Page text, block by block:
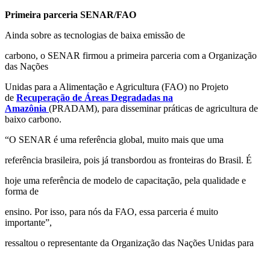
Primeira parceria SENAR/FAO
Ainda sobre as tecnologias de baixa emissão de
carbono, o SENAR firmou a primeira parceria com a Organização
das Nações
Unidas para a Alimentação e Agricultura (FAO) no Projeto
de Recuperação de Áreas Degradadas na
Amazônia (PRADAM), para disseminar práticas de agricultura de
baixo carbono.
“O SENAR é uma referência global, muito mais que uma
referência brasileira, pois já transbordou as fronteiras do Brasil. É
hoje uma referência de modelo de capacitação, pela qualidade e
forma de
ensino. Por isso, para nós da FAO, essa parceria é muito
importante”,
ressaltou o representante da Organização das Nações Unidas para